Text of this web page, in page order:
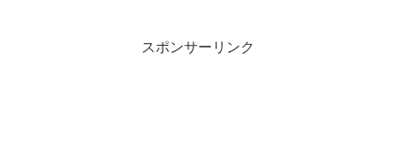
スポンサーリンク